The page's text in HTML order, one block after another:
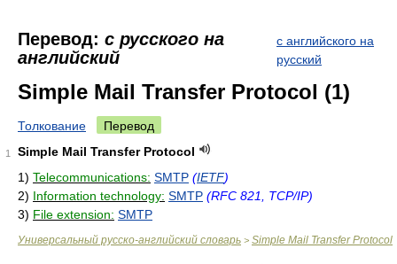
Перевод: с русского на
английский
с английского на
русский
Simple Mail Transfer Protocol (1)
Толкование Перевод
1
Simple Mail Transfer Protocol
1) Telecommunications: SMTP (IETF)
2) Information technology: SMTP (RFC 821, TCP/IP)
3) File extension: SMTP
Универсальный русско-английский словарь > Simple Mail Transfer Protocol